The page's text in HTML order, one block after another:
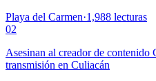
Playa del Carmen·1,988 lecturas
02
Asesinan al creador de contenido
transmisión en Culiacán